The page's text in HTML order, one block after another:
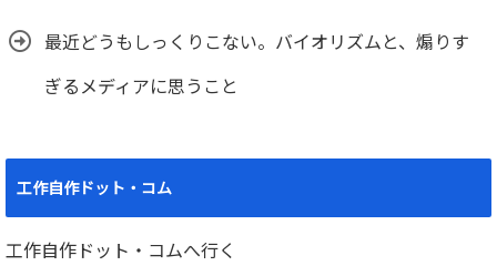
最近どうもしっくりこない。バイオリズムと、煽りす
ぎるメディアに思うこと
工作自作ドット・コム
工作自作ドット・コムへ行く